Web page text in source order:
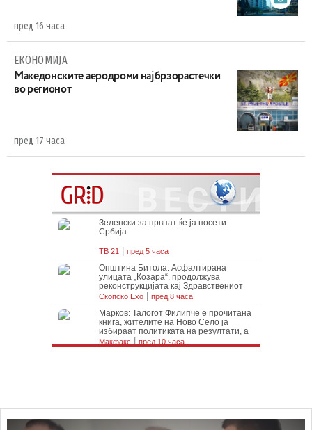
пред 16 часа
ЕКОНОМИЈА
Maкедонските аеродроми најбрзорастечки
во регионот
пред 17 часа